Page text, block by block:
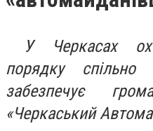
У Черкасах
порядку спільно
забезпечує
«Черкаський